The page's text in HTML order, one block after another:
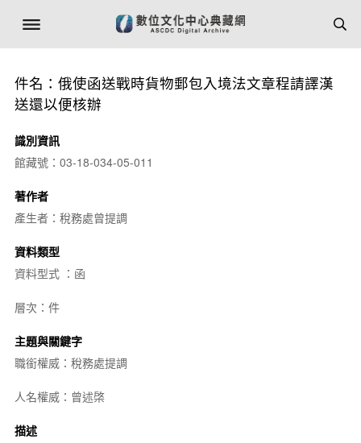
件名：俄使函送戰時貨物郵包入境法文章程請譯漢
送還以便核辦
識別資訊
館藏號：03-18-034-05-011
著作者
產生者：稅務處曾提調
資料類型
資料型式 ：函
層次：件
主題與關鍵字
職銜權威：稅務處提調
人名權威：曾述棨
描述